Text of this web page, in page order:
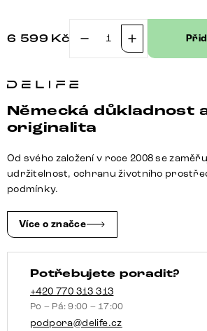
6 599 Kč
Lelio-
mikrovlákno
taupe
vintage
křížová
nerezová
ocel
taštičkové
pružiny
množství
Německá důkladnost
originalita
Od svého založení v roce 2008 se
udržitelnost, ochranu životního
podmínky.
Více o značce
Potřebujete poradit?
+420 770 313 313
Po – Pá: 9:00 – 17:00
podpora@delife.cz